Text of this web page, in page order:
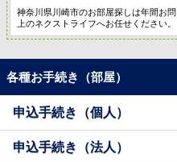
神奈川県川崎市のお部屋探しは年間お
上のネクストライフへお任せください。
各種お手続き（部屋）
申込手続き（個人）
申込手続き（法人）